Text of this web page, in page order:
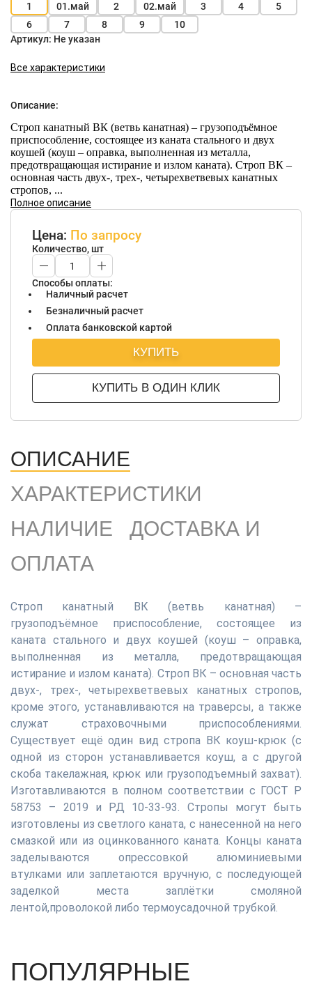
1 01.май 2 02.май 3 4
5
6
7 8 9
10
Артикул: Не указан
Все характеристики
Описание:
Строп канатный ВК (ветвь канатная) – грузоподъёмное
приспособление, состоящее из каната стального и двух
коушей (коуш – оправка, выполненная из металла,
предотвращающая истирание и излом каната). Строп ВК –
основная часть двух-, трех-, четырехветвевых канатных
стропов, ...
Полное описание
Цена: По запросу
Количество, шт
Способы оплаты:
Наличный расчет
Безналичный расчет
Оплата банковской картой
КУПИТЬ
КУПИТЬ В ОДИН КЛИК
ОПИСАНИЕ
ХАРАКТЕРИСТИКИ
НАЛИЧИЕ
ДОСТАВКА И
ОПЛАТА
Строп канатный ВК (ветвь канатная) –
грузоподъёмное приспособление, состоящее из
каната стального и двух коушей (коуш – оправка,
выполненная из металла, предотвращающая
истирание и излом каната). Строп ВК – основная часть
двух-, трех-, четырехветвевых канатных стропов,
кроме этого, устанавливаются на траверсы, а также
служат страховочными приспособлениями.
Существует ещё один вид стропа ВК коуш-крюк (с
одной из сторон устанавливается коуш, а с другой
скоба такелажная, крюк или грузоподъемный захват).
Изготавливаются в полном соответствии с ГОСТ Р
58753 – 2019 и РД 10-33-93. Стропы могут быть
изготовлены из светлого каната, с нанесенной на него
смазкой или из оцинкованного каната. Концы каната
заделываются опрессовкой алюминиевыми
втулками или заплетаются вручную, с последующей
заделкой места заплётки смоляной
лентой,проволокой либо термоусадочной трубкой.
ПОПУЛЯРНЫЕ